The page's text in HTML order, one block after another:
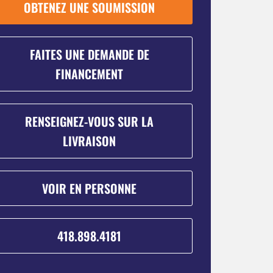
OBTENEZ UNE SOUMISSION
FAITES UNE DEMANDE DE
FINANCEMENT
RENSEIGNEZ-VOUS SUR LA
LIVRAISON
VOIR EN PERSONNE
418.898.4181